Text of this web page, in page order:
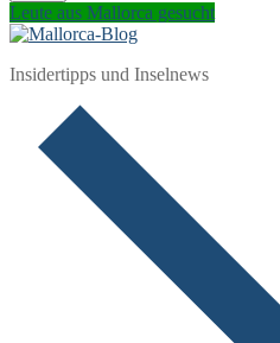
Leute aus Mallorca gesucht
Insidertipps und Inselnews